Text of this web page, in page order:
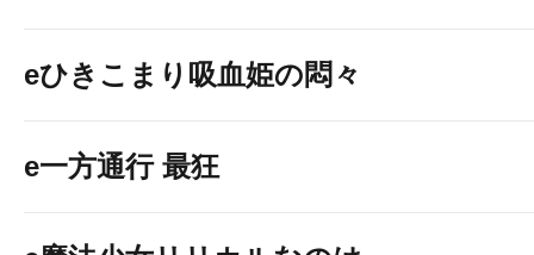
eひきこまり吸血姫の悶々
e一方通行 最狂